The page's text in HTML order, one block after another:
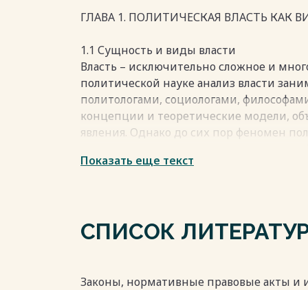
ГЛАВА 1. ПОЛИТИЧЕСКАЯ ВЛАСТЬ КАК
1.1 Сущность и виды власти
Власть – исключительно сложное и
политической науке анализ власти
политологами, социологами,
концепции и теоретические модели,
явления. Однако до сих пор феномен
власти позволяют выделить специфику
социальными процессами.
2. Власть может существовать и
Показать еще текст
СПИСОК
Законы, нормативные правовые акты